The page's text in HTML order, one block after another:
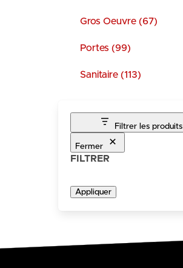
Gros Oeuvre (67)
Portes (99)
Sanitaire (113)
Filtrer les produits
Fermer
FILTRER
Appliquer